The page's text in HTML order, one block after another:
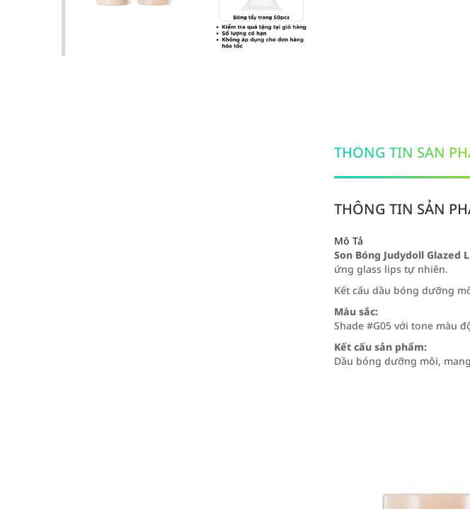
THÔNG TIN SẢN
THÔNG TIN SẢN
Mô Tả
Son Bóng Judydoll Glazed
ứng glass lips tự nhiên.
Kết cấu dầu bóng dưỡng
Màu sắc:
Shade #G05 với tone màu
Kết cấu sản phẩm:
Dầu bóng dưỡng môi,